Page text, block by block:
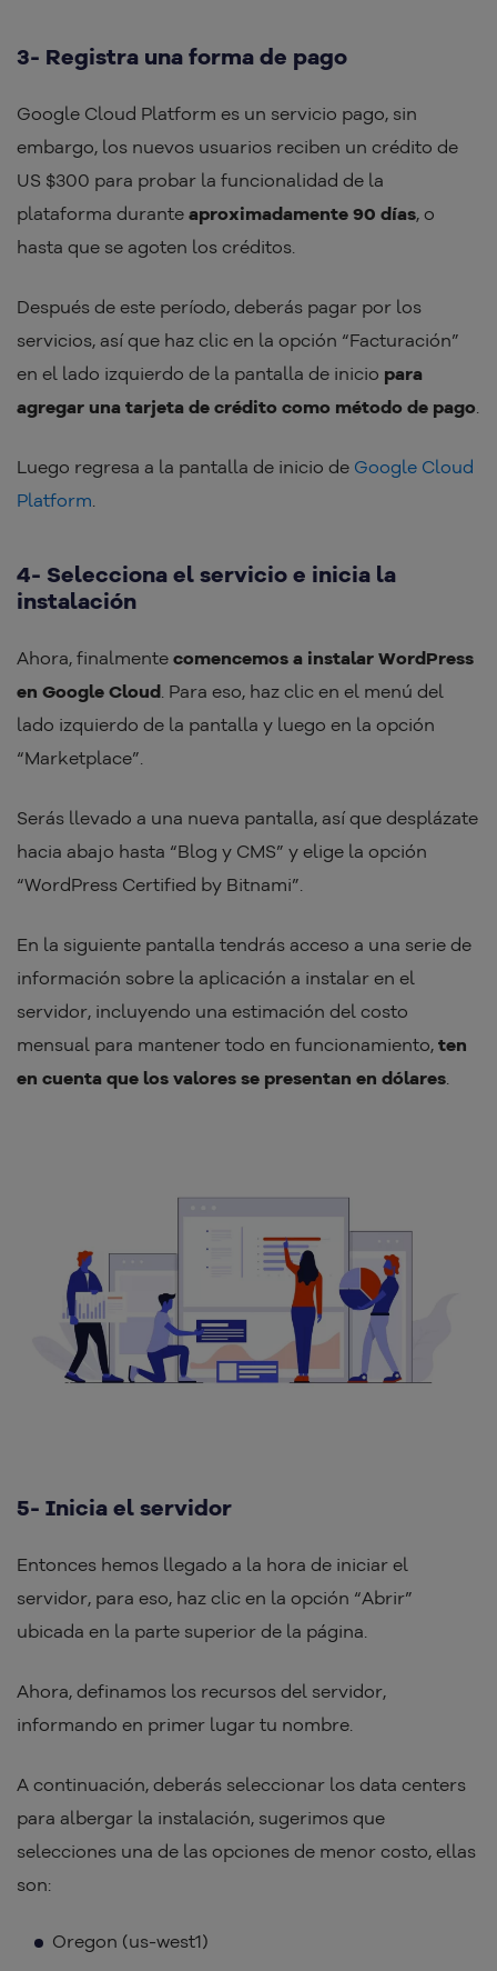
3- Registra una forma de pago
Google Cloud Platform es un servicio pago, sin
embargo, los nuevos usuarios reciben un crédito de
US $300 para probar la funcionalidad de la
plataforma durante aproximadamente 90 días, o
hasta que se agoten los créditos.
Después de este período, deberás pagar por los
servicios, así que haz clic en la opción “Facturación”
en el lado izquierdo de la pantalla de inicio para
agregar una tarjeta de crédito como método de pago.
Luego regresa a la pantalla de inicio de Google Cloud
Platform.
4- Selecciona el servicio e inicia la
instalación
Ahora, finalmente comencemos a instalar WordPress
en Google Cloud. Para eso, haz clic en el menú del
lado izquierdo de la pantalla y luego en la opción
“Marketplace”.
Serás llevado a una nueva pantalla, así que desplázate
hacia abajo hasta “Blog y CMS” y elige la opción
“WordPress Certified by Bitnami”.
En la siguiente pantalla tendrás acceso a una serie de
información sobre la aplicación a instalar en el
servidor, incluyendo una estimación del costo
mensual para mantener todo en funcionamiento, ten
en cuenta que los valores se presentan en dólares.
5- Inicia el servidor
Entonces hemos llegado a la hora de iniciar el
servidor, para eso, haz clic en la opción “Abrir”
ubicada en la parte superior de la página.
Ahora, definamos los recursos del servidor,
informando en primer lugar tu nombre.
A continuación, deberás seleccionar los data centers
para albergar la instalación, sugerimos que
selecciones una de las opciones de menor costo, ellas
son:
Oregon (us-west1)